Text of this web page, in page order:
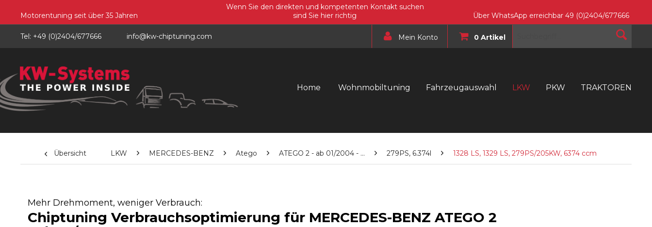
Motorentuning seit über 35 Jahren
Wenn Sie den direkten und kompetenten Kontakt suchen
sind Sie hier richtig
Über WhatsApp erreichbar 49 (0)2404/677666
Tel: +49 (0)2404/677666 info@kw-chiptuning.com Mein Konto 0 Artikel
Home Wohnmobiltuning Fahrzeugauswahl LKW PKW TRAKTOREN
Übersicht LKW MERCEDES-BENZ Atego ATEGO 2 - ab 01/2004 - ... 279PS, 6.374l 1328 LS, 1329 LS, 279PS/205KW, 6374 ccm
Mehr Drehmoment, weniger Verbrauch:
Chiptuning Verbrauchsoptimierung für MERCEDES-BENZ ATEGO 2